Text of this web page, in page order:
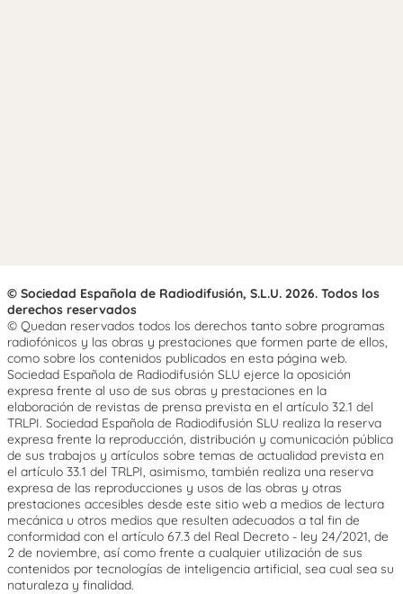
© Sociedad Española de Radiodifusión, S.L.U. 2026. Todos los
derechos reservados
© Quedan reservados todos los derechos tanto sobre programas
radiofónicos y las obras y prestaciones que formen parte de ellos,
como sobre los contenidos publicados en esta página web.
Sociedad Española de Radiodifusión SLU ejerce la oposición
expresa frente al uso de sus obras y prestaciones en la
elaboración de revistas de prensa prevista en el artículo 32.1 del
TRLPI. Sociedad Española de Radiodifusión SLU realiza la reserva
expresa frente la reproducción, distribución y comunicación pública
de sus trabajos y artículos sobre temas de actualidad prevista en
el artículo 33.1 del TRLPI, asimismo, también realiza una reserva
expresa de las reproducciones y usos de las obras y otras
prestaciones accesibles desde este sitio web a medios de lectura
mecánica u otros medios que resulten adecuados a tal fin de
conformidad con el artículo 67.3 del Real Decreto - ley 24/2021, de
2 de noviembre, así como frente a cualquier utilización de sus
contenidos por tecnologías de inteligencia artificial, sea cual sea su
naturaleza y finalidad.